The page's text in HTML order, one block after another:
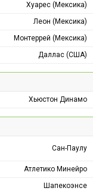
Хуарес (Мексика)
Леон (Мексика)
Монтеррей (Мексика)
Даллас (США)
Хьюстон Динамо
Сан-Паулу
Атлетико Минейро
Шапекоэнсе